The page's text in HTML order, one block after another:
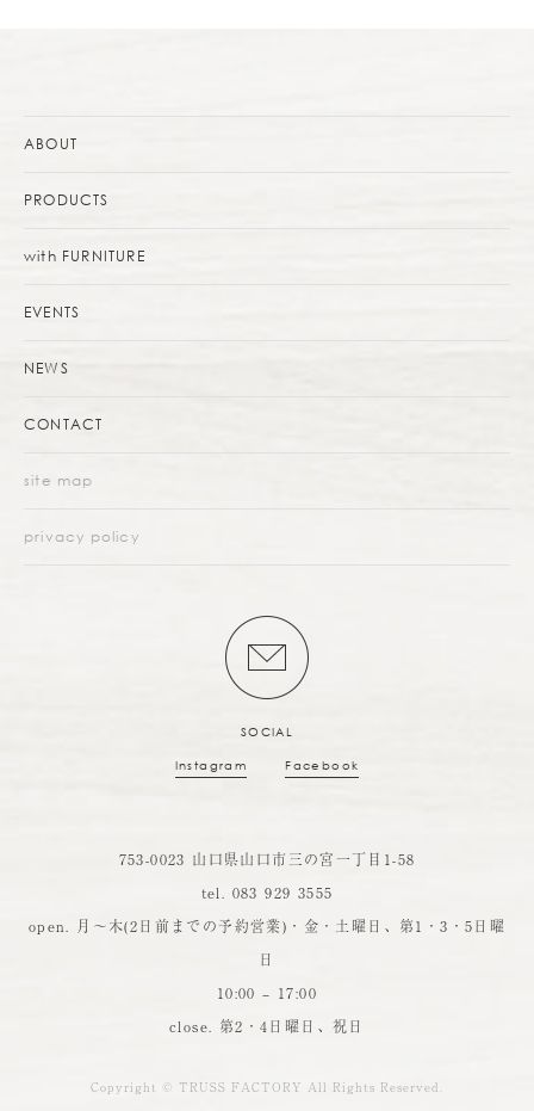
ABOUT
PRODUCTS
with FURNITURE
EVENTS
NEWS
CONTACT
site map
privacy policy
SOCIAL
Instagram
Facebook
753-0023 ⼭⼝県⼭⼝市三の宮一丁目1-58
tel. 083 929 3555
open. 月～木(2日前までの予約営業)・金・土曜日、第1・3・5日曜
日
10:00 ‒ 17:00
close. 第2・4日曜日、祝日
Copyright © TRUSS FACTORY All Rights Reserved.